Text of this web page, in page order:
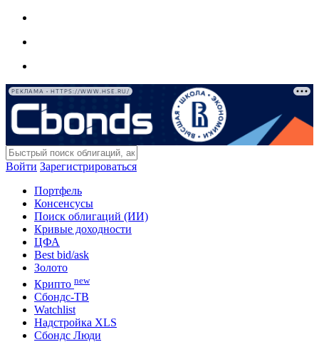
РЕКЛАМА • HTTPS://WWW.HSE.RU/
Войти Зарегистрироваться
Портфель
Консенсусы
Поиск облигаций (ИИ)
Кривые доходности
ЦФА
Best bid/ask
Золото
Крипто new
Сбондс-ТВ
Watchlist
Надстройка XLS
Сбондс Люди